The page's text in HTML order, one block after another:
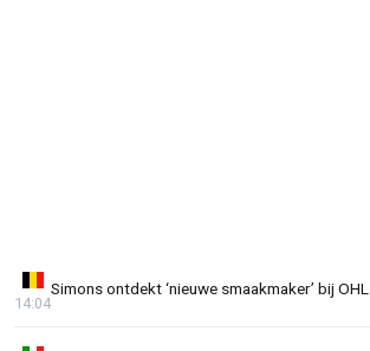
Simons ontdekt ‘nieuwe smaakmaker’ bij OHL
14:04